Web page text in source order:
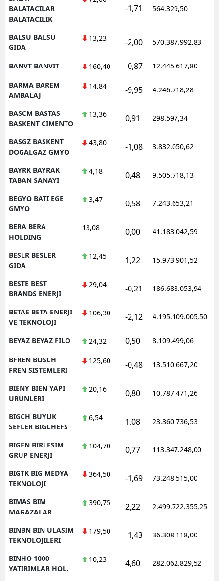
BALATACILAR
BALATACILIK
-1,71 564.329,50
BALSU BALSU
GIDA
13,23 -2,00 570.387.992,83
BANVT BANVIT 160,40 -0,87 12.445.617,80
BARMA BAREM
AMBALAJ
14,84 -9,95 4.246.718,28
BASCM BASTAS
BASKENT CIMENTO
13,36 0,91 298.597,34
BASGZ BASKENT
DOGALGAZ GMYO
43,80 -1,08 3.832.050,62
BAYRK BAYRAK
TABAN SANAYI
4,18 0,48 9.505.718,13
BEGYO BATI EGE
GMYO
3,47 0,58 7.243.653,21
BERA BERA
HOLDING
13,08 0,00 41.183.042,59
BESLR BESLER
GIDA
12,45 1,22 15.973.901,52
BESTE BEST
BRANDS ENERJI
29,04 -0,21 186.688.053,94
BETAE BETA ENERJI
VE TEKNOLOJI
106,30 -2,12 4.195.109.005,50
BEYAZ BEYAZ FILO 24,32 0,50 8.109.499,06
BFREN BOSCH
FREN SISTEMLERI
125,60 -0,48 13.510.667,20
BIENY BIEN YAPI
URUNLERI
20,16 0,80 10.787.471,26
BIGCH BUYUK
SEFLER BIGCHEFS
6,54 1,08 23.360.736,53
BIGEN BIRLESIM
GRUP ENERJI
104,70 0,77 113.347.248,00
BIGTK BIG MEDYA
TEKNOLOJI
364,50 -1,69 73.248.515,00
BIMAS BIM
MAGAZALAR
390,75 2,22 2.499.722.355,25
BINBN BIN ULASIM
TEKNOLOJILERI
179,50 -1,43 36.308.118,00
BINHO 1000
YATIRIMLAR HOL.
10,23 4,60 282.062.829,52